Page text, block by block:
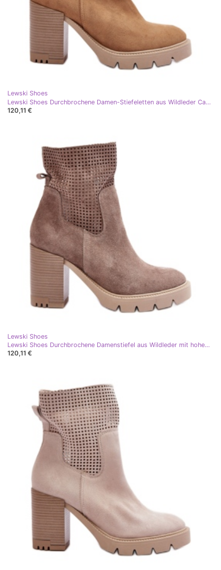
Lewski Shoes
Lewski Shoes Durchbrochene Damen-Stiefeletten aus Wildleder Camel Lewski 3386 beige
120,11 €
Lewski Shoes
Lewski Shoes Durchbrochene Damenstiefel aus Wildleder mit hohem Absatz, Beige Lewski 3386
120,11 €